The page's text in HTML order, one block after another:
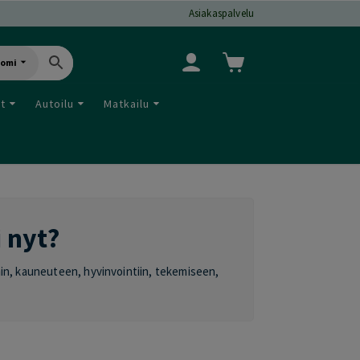
Asiakaspalvelu
Autoilu Matkailu
kauneuteen, hyvinvointiin, tekemiseen,